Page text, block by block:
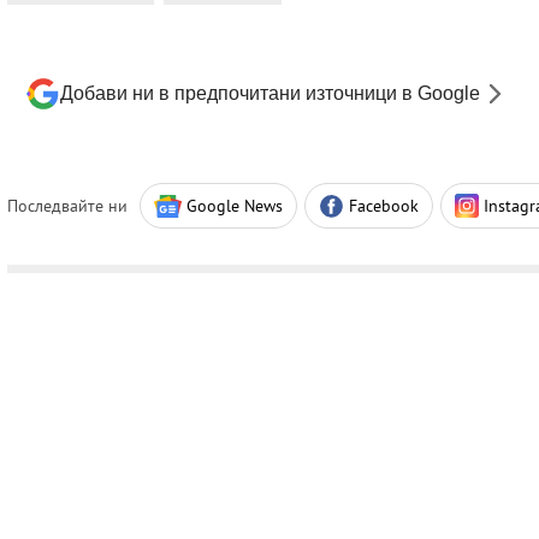
Добави ни в предпочитани източници в Google
Последвайте ни Google News Facebook